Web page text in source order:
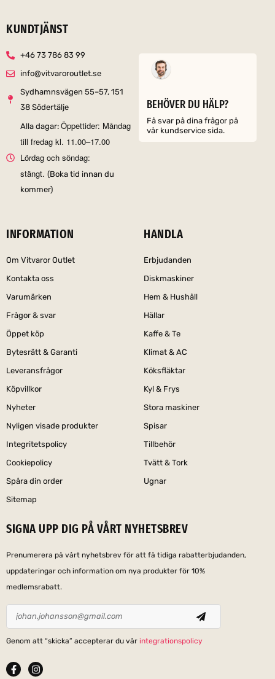
KUNDTJÄNST
+46 73 786 83 99
info@vitvaroroutlet.se
Sydhamnsvägen 55–57, 151
38 Södertälje
Alla dagar: Öppettider: Måndag
till fredag kl. 11.00–17.00
Lördag och söndag:
stängt. (Boka tid innan du
kommer)
BEHÖVER DU HÄLP?
Få svar på dina frågor på
vår kundservice sida.
INFORMATION
Om Vitvaror Outlet
Kontakta oss
Varumärken
Frågor & svar
Öppet köp
Bytesrätt & Garanti
Leveransfrågor
Köpvillkor
Nyheter
Nyligen visade produkter
Integritetspolicy
Cookiepolicy
Spåra din order
Sitemap
HANDLA
Erbjudanden
Diskmaskiner
Hem & Hushåll
Hällar
Kaffe & Te
Klimat & AC
Köksfläktar
Kyl & Frys
Stora maskiner
Spisar
Tillbehör
Tvätt & Tork
Ugnar
SIGNA UPP DIG PÅ VÅRT NYHETSBREV
Prenumerera på vårt nyhetsbrev för att få tidiga rabatterbjudanden,
uppdateringar och information om nya produkter för 10%
medlemsrabatt.
Genom att “skicka” accepterar du vår integrationspolicy